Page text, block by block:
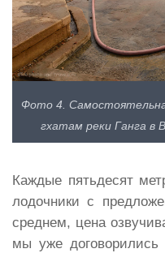
Фото 4.
гхатам реки Ганга в
Каждые пятьдесят
лодочники с
среднем, цена
мы уже договорились